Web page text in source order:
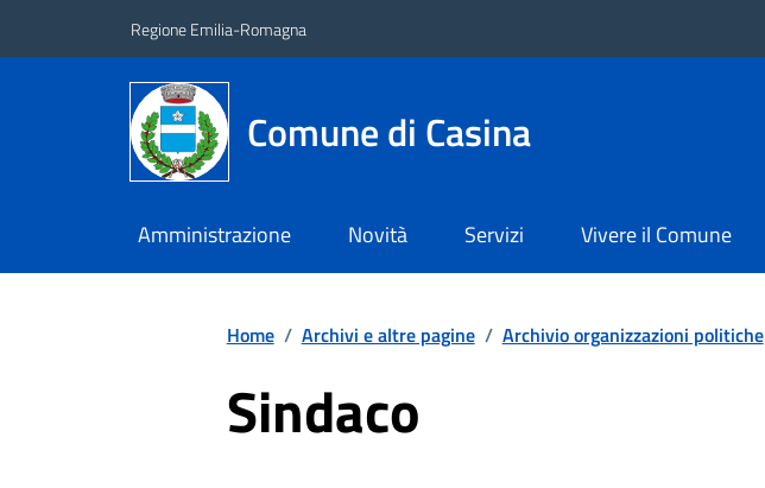
Regione Emilia-Romagna
Comune di Casina
Amministrazione Novità Servizi Vivere il Comune
Home / Archivi e altre pagine / Archivio organizzazioni politiche
Sindaco